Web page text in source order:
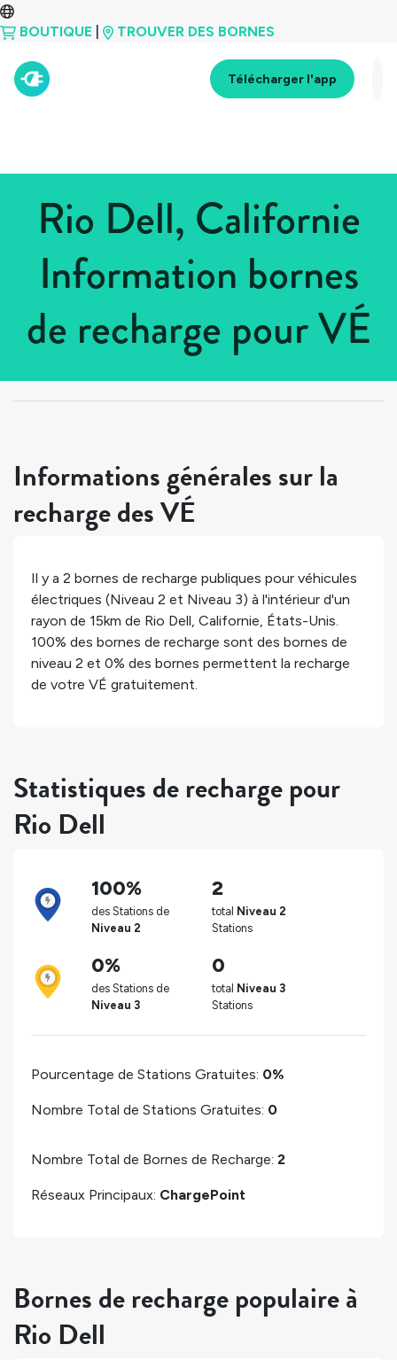
BOUTIQUE TROUVER DES BORNES
Télécharger l'app
Rio Dell, Californie
Information bornes
de recharge pour VÉ
États-Unis > Californie
Informations générales sur la
recharge des VÉ
Il y a 2 bornes de recharge publiques pour véhicules
électriques (Niveau 2 et Niveau 3) à l'intérieur d'un
rayon de 15km de Rio Dell, Californie, États-Unis.
100% des bornes de recharge sont des bornes de
niveau 2 et 0% des bornes permettent la recharge
de votre VÉ gratuitement.
Statistiques de recharge pour
Rio Dell
100%
des Stations de
Niveau 2
2
total Niveau 2
Stations
0%
des Stations de
Niveau 3
0
total Niveau 3
Stations
Pourcentage de Stations Gratuites: 0%
Nombre Total de Stations Gratuites: 0
Nombre Total de Bornes de Recharge: 2
Réseaux Principaux: ChargePoint
Bornes de recharge populaire à
Rio Dell